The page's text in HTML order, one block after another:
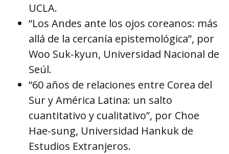
UCLA.
“Los Andes ante los ojos coreanos: más
allá de la cercanía epistemológica”, por
Woo Suk-kyun, Universidad Nacional de
Seúl.
“60 años de relaciones entre Corea del
Sur y América Latina: un salto
cuantitativo y cualitativo”, por Choe
Hae-sung, Universidad Hankuk de
Estudios Extranjeros.